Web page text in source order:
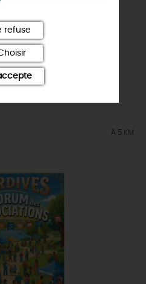
À 5 KM
refuse